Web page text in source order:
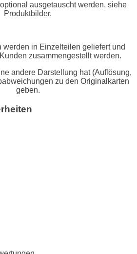
ausgetauscht werden, siehe
Produktbilder.
werden in Einzelteilen geliefert und
zusammengestellt werden.
andere Darstellung hat (Auflösung,
zu den Originalkarten
geben.